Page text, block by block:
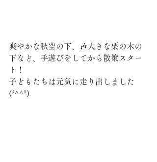
爽やかな秋空の下、🎶大きな栗の木の
下など、手遊びをしてから散策スター
ト！
子どもたちは元気に走り出しました
(*^^*)